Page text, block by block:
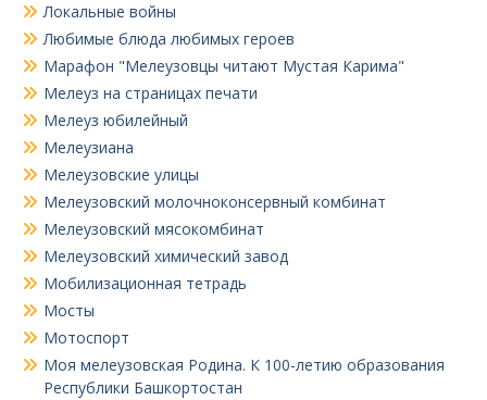
Локальные войны
Любимые блюда любимых героев
Марафон "Мелеузовцы читают Мустая Карима"
Мелеуз на страницах печати
Мелеуз юбилейный
Мелеузиана
Мелеузовские улицы
Мелеузовский молочноконсервный комбинат
Мелеузовский мясокомбинат
Мелеузовский химический завод
Мобилизационная тетрадь
Мосты
Мотоспорт
Моя мелеузовская Родина. К 100-летию образования
Республики Башкортостан